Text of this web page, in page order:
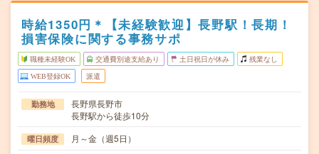
時給1350円＊【未経験歓迎】長野駅！長期！
損害保険に関する事務サポ
職種未経験OK 交通費別途支給あり 土日祝日が休み 残業なし
WEB登録OK 派遣
勤務地
長野県長野市
長野駅から徒歩10分
曜日頻度 月～金（週5日）